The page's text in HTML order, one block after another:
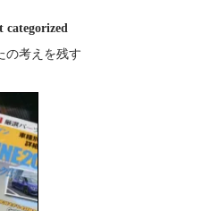
categorized
の考えを残す